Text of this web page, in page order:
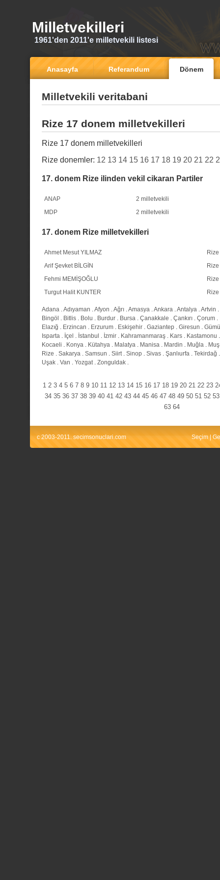
Milletvekilleri
1961'den 2011'e milletvekili listesi
Anasayfa Referandum Dönem
Milletvekili veritabani
Rize 17 donem milletvekilleri
Rize 17 donem milletvekilleri
Rize donemler: 12 13 14 15 16 17 18 19 20 21 22
17. donem Rize ilinden vekil cikaran Partiler
ANAP
2 milletvekili
MDP
2 milletvekili
17. donem Rize milletvekilleri
Ahmet Mesut YILMAZ
Rize
Arif Şevket BİLGİN
Rize
Fehmi MEMİŞOĞLU
Rize
Turgut Halit KUNTER
Rize
Adana .Adıyaman .Afyon .Ağrı .Amasya .Ankara .Antalya .Artvin .
Bingöl . Bitlis . Bolu . Burdur . Bursa . Çanakkale . Çankırı . Çorum .
Elazığ . Erzincan . Erzurum . Eskişehir . Gaziantep . Giresun .
Isparta . İçel . İstanbul . İzmir . Kahramanmaraş . Kars . Kastamonu
Kocaeli . Konya . Kütahya . Malatya . Manisa . Mardin . Muğla . Muş
Rize . Sakarya . Samsun . Siirt. Sinop . Sivas . Şanlıurfa . Tekirdağ
Uşak . Van . Yozgat. Zonguldak .
1 2 3 4 5 6 7 8 9 10 11 12 13 14 15 16 17 18 19 20 21 22 23
34 35 36 37 38 39 40 41 42 43 44 45 46 47 48 49 50 51 52 53
63 64
c 2003-2011. secimsonuclari.com Seçim |